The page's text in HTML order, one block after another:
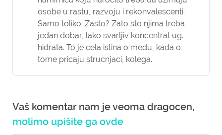
osobe u rastu, razvoju i rekonvalescenti.
Samo toliko. Zasto? Zato sto njima treba
jedan dobar, lako svarljiv koncentrat ug.
hidrata. To je cela istina o medu, kada o
tome pricaju strucnjaci, kolega.
Vaš komentar nam je veoma dragocen,
molimo upišite ga ovde